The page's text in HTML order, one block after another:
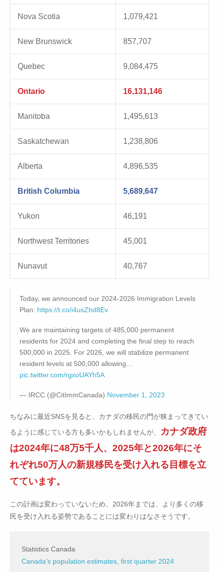
Nova Scotia 1,079,421
New Brunswick 857,707
Quebec 9,084,475
Ontario 16,131,146
Manitoba 1,495,613
Saskatchewan 1,238,806
Alberta 4,896,535
British Columbia 5,689,647
Yukon 46,191
Northwest Territories 45,001
Nunavut 40,767
Today, we announced our 2024-2026 Immigration Levels
Plan: https://t.co/i4usZhd8Ev
We are maintaining targets of 485,000 permanent
residents for 2024 and completing the final step to reach
500,000 in 2025. For 2026, we will stabilize permanent
resident levels at 500,000 allowing…
pic.twitter.com/rgxoUAYh5A
— IRCC (@CitImmCanada) November 1, 2023
ちなみに最近SNSを見ると、カナダの移民の門が狭まってきてい
るように感じている方も多いかもしれませんが、
カナダ政府
は2024年に48万5千人、2025年と2026年にそ
れぞれ50万人の新規移民を受け入れる目標を立
てています。
この計画は変わっていないため、2026年までは、より多くの移
民を受け入れる姿勢であることには変わりはなさそうです。
Statistics Canada
Canada’s population estimates, first quarter 2024